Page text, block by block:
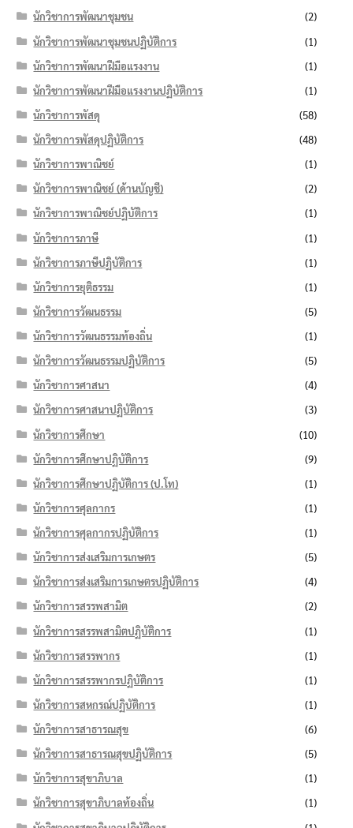
นักวิชาการพัฒนาชุมชน
(2)
นักวิชาการพัฒนาชุมชนปฏิบัติการ
(1)
นักวิชาการพัฒนาฝีมือแรงงาน
(1)
นักวิชาการพัฒนาฝีมือแรงงานปฏิบัติการ
(1)
นักวิชาการพัสดุ
(58)
นักวิชาการพัสดุปฏิบัติการ
(48)
นักวิชาการพาณิชย์
(1)
นักวิชาการพาณิชย์ (ด้านบัญชี)
(2)
นักวิชาการพาณิชย์ปฏิบัติการ
(1)
นักวิชาการภาษี
(1)
นักวิชาการภาษีปฏิบัติการ
(1)
นักวิชาการยุติธรรม
(1)
นักวิชาการวัฒนธรรม
(5)
นักวิชาการวัฒนธรรมท้องถิ่น
(1)
นักวิชาการวัฒนธรรมปฏิบัติการ
(5)
นักวิชาการศาสนา
(4)
นักวิชาการศาสนาปฏิบัติการ
(3)
นักวิชาการศึกษา
(10)
นักวิชาการศึกษาปฏิบัติการ
(9)
นักวิชาการศึกษาปฏิบัติการ (ป.โท)
(1)
นักวิชาการศุลกากร
(1)
นักวิชาการศุลกากรปฏิบัติการ
(1)
นักวิชาการส่งเสริมการเกษตร
(5)
นักวิชาการส่งเสริมการเกษตรปฏิบัติการ
(4)
นักวิชาการสรรพสามิต
(2)
นักวิชาการสรรพสามิตปฏิบัติการ
(1)
นักวิชาการสรรพากร
(1)
นักวิชาการสรรพากรปฏิบัติการ
(1)
นักวิชาการสหกรณ์ปฏิบัติการ
(1)
นักวิชาการสาธารณสุข
(6)
นักวิชาการสาธารณสุขปฏิบัติการ
(5)
นักวิชาการสุขาภิบาล
(1)
นักวิชาการสุขาภิบาลท้องถิ่น
(1)